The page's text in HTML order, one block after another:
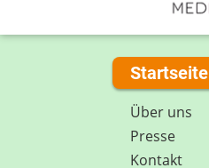
Startseite
Über uns
Presse
Kontakt